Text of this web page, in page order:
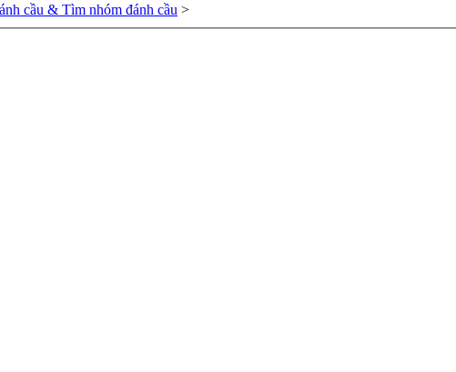
cầu & Tìm nhóm đánh cầu >